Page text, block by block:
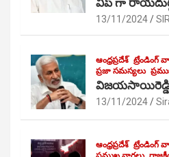
విప్ గా
13/11/2024
ఆంధ్రప్రదేశ్ ట్రేండింగ్
ప్రజా సమస్యలు
13/11/2024
ఆంధ్రప్రదేశ్ ట్రేండింగ్